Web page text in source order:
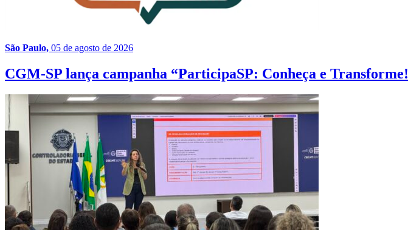
São Paulo, 05 de agosto de 2026
CGM-SP lança campanha “ParticipaSP: Conheça e